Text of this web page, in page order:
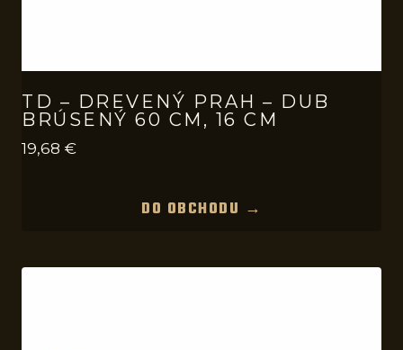
TD – DREVENÝ PRAH – DUB
BRÚSENÝ 60 CM, 16 CM
19,68 €
DO OBCHODU →